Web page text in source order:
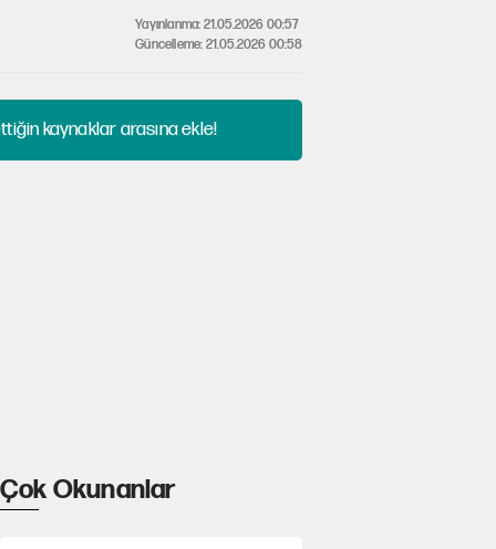
Yayınlanma: 21.05.2026 00:57
Güncelleme: 21.05.2026 00:58
kaynaklar arasına ekle!
Çok Okunanlar